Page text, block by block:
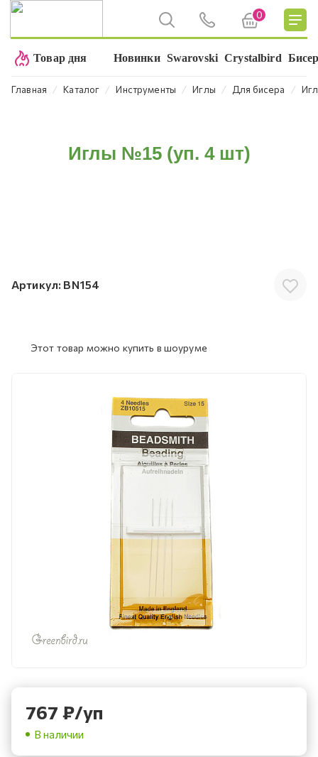
0
Товар дня Новинки Swarovski Crystalbird
Главная ⁄ Каталог ⁄ Инструменты ⁄ Иглы ⁄ Для бисера ⁄
Иглы №15 (уп. 4 шт)
Артикул: BN154
Этот товар можно купить в шоуруме
767 ₽/уп
В наличии